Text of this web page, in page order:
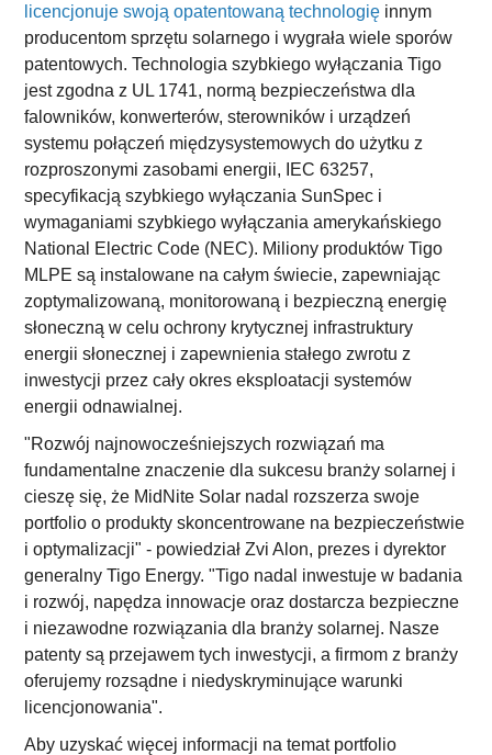
licencjonuje swoją opatentowaną technologię innym
producentom sprzętu solarnego i wygrała wiele sporów
patentowych. Technologia szybkiego wyłączania Tigo
jest zgodna z UL 1741, normą bezpieczeństwa dla
falowników, konwerterów, sterowników i urządzeń
systemu połączeń międzysystemowych do użytku z
rozproszonymi zasobami energii, IEC 63257,
specyfikacją szybkiego wyłączania SunSpec i
wymaganiami szybkiego wyłączania amerykańskiego
National Electric Code (NEC). Miliony produktów Tigo
MLPE są instalowane na całym świecie, zapewniając
zoptymalizowaną, monitorowaną i bezpieczną energię
słoneczną w celu ochrony krytycznej infrastruktury
energii słonecznej i zapewnienia stałego zwrotu z
inwestycji przez cały okres eksploatacji systemów
energii odnawialnej.
"Rozwój najnowocześniejszych rozwiązań ma
fundamentalne znaczenie dla sukcesu branży solarnej i
cieszę się, że MidNite Solar nadal rozszerza swoje
portfolio o produkty skoncentrowane na bezpieczeństwie
i optymalizacji" - powiedział Zvi Alon, prezes i dyrektor
generalny Tigo Energy. "Tigo nadal inwestuje w badania
i rozwój, napędza innowacje oraz dostarcza bezpieczne
i niezawodne rozwiązania dla branży solarnej. Nasze
patenty są przejawem tych inwestycji, a firmom z branży
oferujemy rozsądne i niedyskryminujące warunki
licencjonowania".
Aby uzyskać więcej informacji na temat portfolio